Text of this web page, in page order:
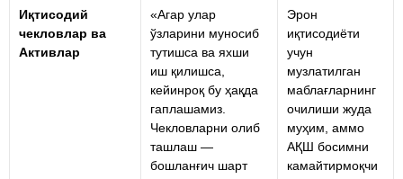
Иқтисодий
чекловлар ва
Активлар
«Агар улар
ўзларини муносиб
тутишса ва яхши
иш қилишса,
кейинроқ бу ҳақда
гаплашамиз.
Чекловларни олиб
ташлаш —
бошланғич шарт
Эрон
иқтисодиёти
учун
музлатилган
маблағларнинг
очилиши жуда
муҳим, аммо
АҚШ босимни
камайтирмоқчи